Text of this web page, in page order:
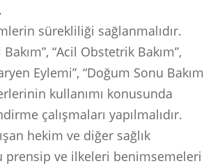
sürekliliği sağlanmalıdır.
“Acil Obstetrik Bakım”,
Eylemi”, “Doğum Sonu Bakım
kullanımı konusunda
çalışmaları yapılmalıdır.
hekim ve diğer sağlık
prensip ve ilkeleri benimsemeleri